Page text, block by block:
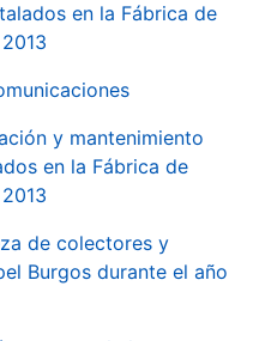
en la Fábrica de
y mantenimiento
en la Fábrica de
de colectores y
Burgos durante el año